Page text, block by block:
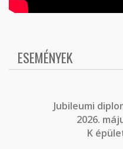
ESEMÉNYEK
Jubileumi
2026.
K